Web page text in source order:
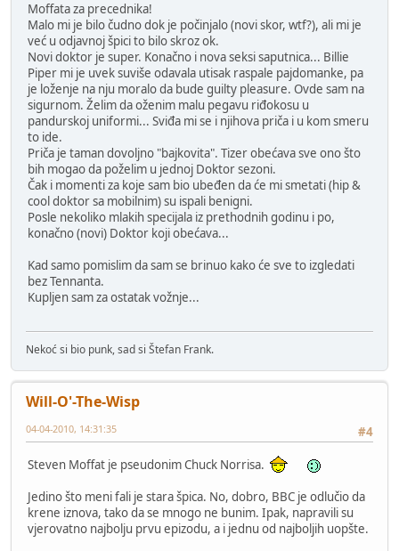
Moffata za precednika!
Malo mi je bilo čudno dok je počinjalo (novi skor, wtf?), ali mi je
već u odjavnoj špici to bilo skroz ok.
Novi doktor je super. Konačno i nova seksi saputnica... Billie
Piper mi je uvek suviše odavala utisak raspale pajdomanke, pa
je loženje na nju moralo da bude guilty pleasure. Ovde sam na
sigurnom. Želim da oženim malu pegavu riđokosu u
pandurskoj uniformi... Sviđa mi se i njihova priča i u kom smeru
to ide.
Priča je taman dovoljno "bajkovita". Tizer obećava sve ono što
bih mogao da poželim u jednoj Doktor sezoni.
Čak i momenti za koje sam bio ubeđen da će mi smetati (hip &
cool doktor sa mobilnim) su ispali benigni.
Posle nekoliko mlakih specijala iz prethodnih godinu i po,
konačno (novi) Doktor koji obećava...
Kad samo pomislim da sam se brinuo kako će sve to izgledati
bez Tennanta.
Kupljen sam za ostatak vožnje...
Nekoć si bio punk, sad si Štefan Frank.
Will-O'-The-Wisp
#4
04-04-2010, 14:31:35
Steven Moffat je pseudonim Chuck Norrisa.
Jedino što meni fali je stara špica. No, dobro, BBC je odlučio da
krene iznova, tako da se mnogo ne bunim. Ipak, napravili su
vjerovatno najbolju prvu epizodu, a i jednu od najboljih uopšte.